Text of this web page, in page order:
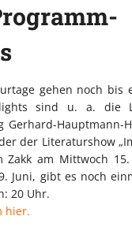
gehen noch bis
sind u. a. die
Gerhard-Hauptmann-
der Literaturshow
Zakk am Mittwoch
Juni, gibt es noch
20 Uhr.
hier.